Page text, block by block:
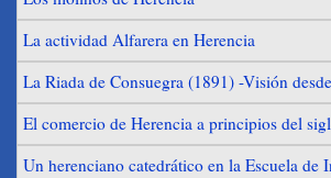
La actividad Alfarera en Herencia
La Riada de Consuegra (1891) -Visión
El comercio de Herencia a principios del
Un herenciano catedrático en la Escuela de